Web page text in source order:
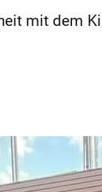
mit dem